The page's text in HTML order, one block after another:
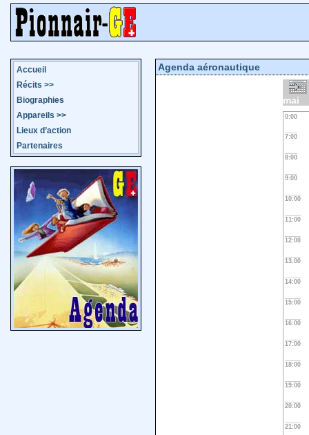
Accueil
Récits >>
Biographies
Appareils >>
Lieux d’action
Partenaires
Agenda aéronautique
mai
0:00
7:00
8:00
9:00
10:00
11:00
12:00
13:00
14:00
15:00
16:00
17:00
18:00
19:00
20:00
21:00